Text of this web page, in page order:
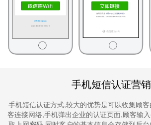
手机短信认证营销
手机短信认证方式,较大的优势是可以收集顾
客连接网络,手机弹出企业的认证页面,顾客输